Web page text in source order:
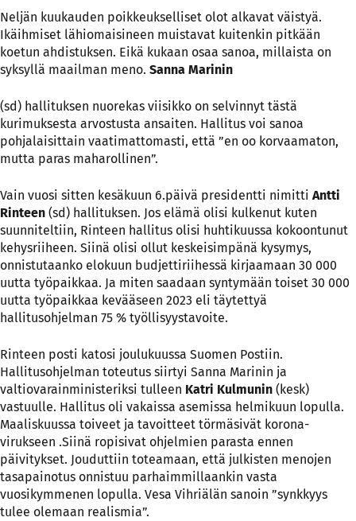
Neljän kuukauden poikkeukselliset olot alkavat väistyä.
Ikäihmiset lähiomaisineen muistavat kuitenkin pitkään
koetun ahdistuksen. Eikä kukaan osaa sanoa, millaista on
syksyllä maailman meno. Sanna Marinin
(sd) hallituksen nuorekas viisikko on selvinnyt tästä
kurimuksesta arvostusta ansaiten. Hallitus voi sanoa
pohjalaisittain vaatimattomasti, että ”en oo korvaamaton,
mutta paras maharollinen”.
Vain vuosi sitten kesäkuun 6.päivä presidentti nimitti Antti
Rinteen (sd) hallituksen. Jos elämä olisi kulkenut kuten
suunniteltiin, Rinteen hallitus olisi huhtikuussa kokoontunut
kehysriiheen. Siinä olisi ollut keskeisimpänä kysymys,
onnistutaanko elokuun budjettiriihessä kirjaamaan 30 000
uutta työpaikkaa. Ja miten saadaan syntymään toiset 30 000
uutta työpaikkaa kevääseen 2023 eli täytettyä
hallitusohjelman 75 % työllisyystavoite.
Rinteen posti katosi joulukuussa Suomen Postiin.
Hallitusohjelman toteutus siirtyi Sanna Marinin ja
valtiovarainministeriksi tulleen Katri Kulmunin (kesk)
vastuulle. Hallitus oli vakaissa asemissa helmikuun lopulla.
Maaliskuussa toiveet ja tavoitteet törmäsivät korona-
virukseen .Siinä ropisivat ohjelmien parasta ennen
päivitykset. Jouduttiin toteamaan, että julkisten menojen
tasapainotus onnistuu parhaimmillaankin vasta
vuosikymmenen lopulla. Vesa Vihriälän sanoin ”synkkyys
tulee olemaan realismia”.